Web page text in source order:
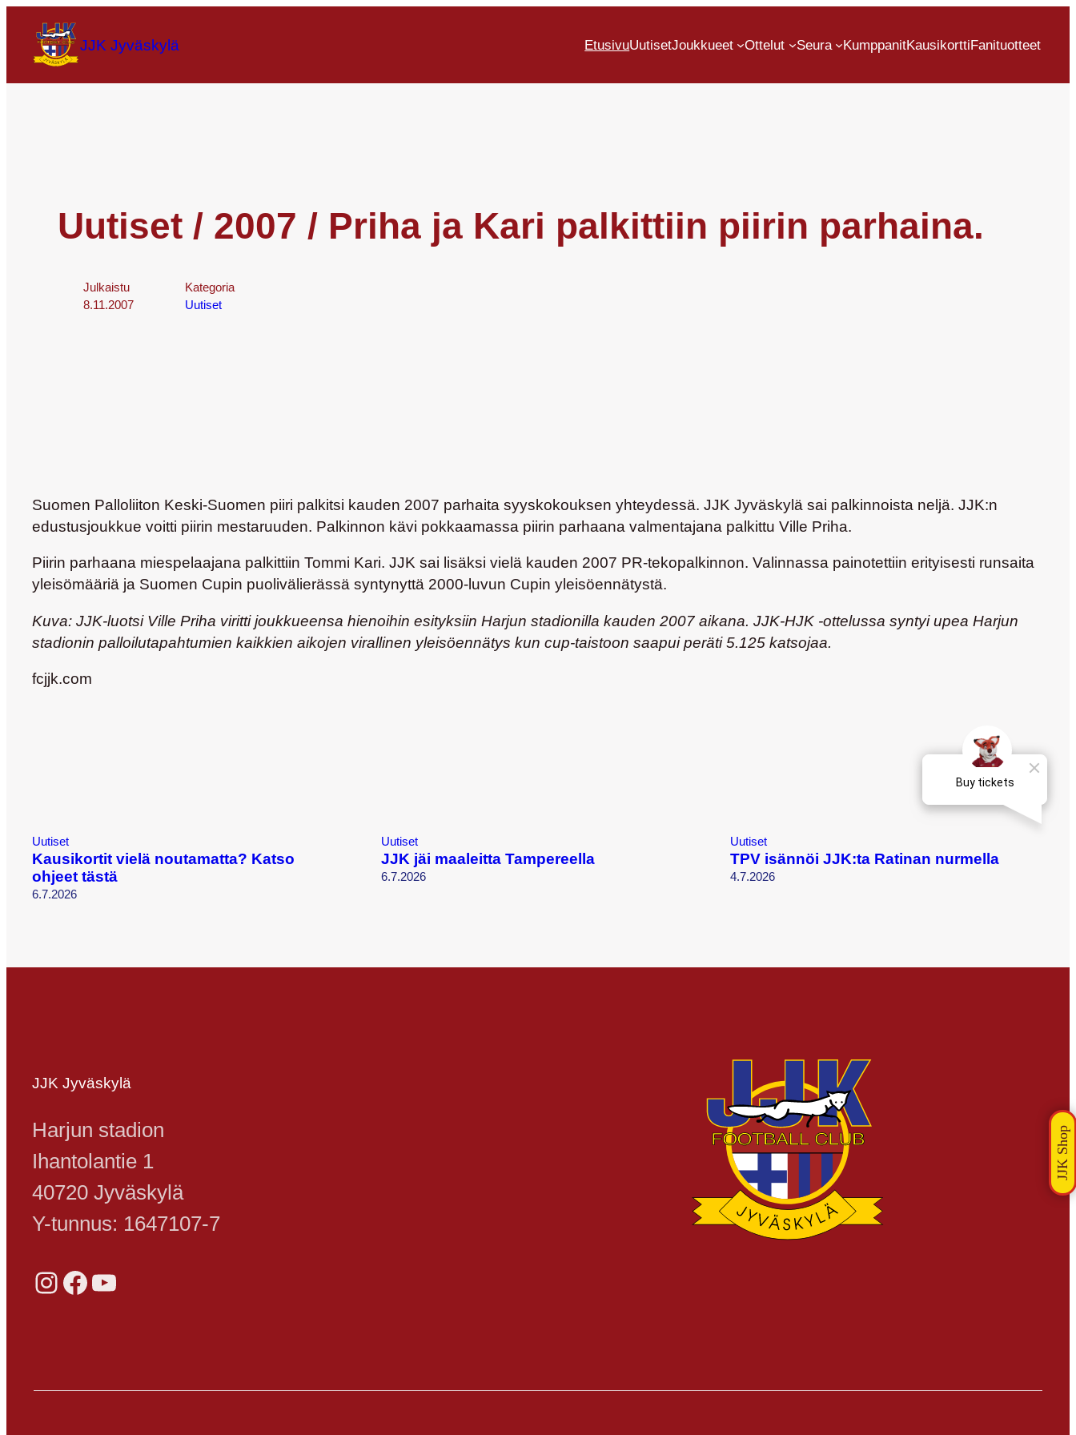
JJK Jyväskylä EtusivuUutisetJoukkueet Ottelut Seura KumppanitKausikorttiFanituotteet
Uutiset / 2007 / Priha ja Kari palkittiin piirin parhaina.
Julkaistu
8.11.2007
Kategoria
Uutiset
Suomen Palloliiton Keski-Suomen piiri palkitsi kauden 2007 parhaita syyskokouksen yhteydessä. JJK Jyväskylä sai palkinnoista neljä. JJK:n
edustusjoukkue voitti piirin mestaruuden. Palkinnon kävi pokkaamassa piirin parhaana valmentajana palkittu Ville Priha.
Piirin parhaana miespelaajana palkittiin Tommi Kari. JJK sai lisäksi vielä kauden 2007 PR-tekopalkinnon. Valinnassa painotettiin erityisesti runsaita
yleisömääriä ja Suomen Cupin puolivälierässä syntynyttä 2000-luvun Cupin yleisöennätystä.
Kuva: JJK-luotsi Ville Priha viritti joukkueensa hienoihin esityksiin Harjun stadionilla kauden 2007 aikana. JJK-HJK -ottelussa syntyi upea Harjun
stadionin palloilutapahtumien kaikkien aikojen virallinen yleisöennätys kun cup-taistoon saapui peräti 5.125 katsojaa.
fcjjk.com
Uutiset
Kausikortit vielä noutamatta? Katso
ohjeet tästä
6.7.2026
Uutiset
JJK jäi maaleitta Tampereella
6.7.2026
Uutiset
TPV isännöi JJK:ta Ratinan nurmella
4.7.2026
JJK Jyväskylä
Harjun stadion
Ihantolantie 1
40720 Jyväskylä
Y-tunnus: 1647107-7
Instagram Facebook YouTube